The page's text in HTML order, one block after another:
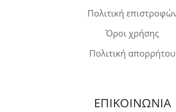
Πολιτική
Όροι χρήσης
Πολιτική απορρήτου
ΕΠΙΚΟΙΝΩΝΙΑ